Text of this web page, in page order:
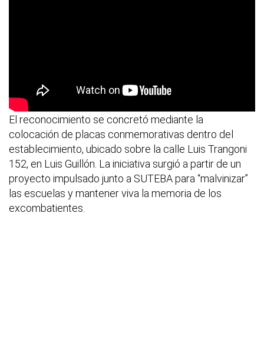
El reconocimiento se concretó mediante la
colocación de placas conmemorativas dentro del
establecimiento, ubicado sobre la calle Luis Trangoni
152, en Luis Guillón. La iniciativa surgió a partir de un
proyecto impulsado junto a SUTEBA para “malvinizar”
las escuelas y mantener viva la memoria de los
excombatientes.